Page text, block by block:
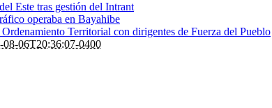
Este tras gestión del Intrant
operaba en Bayahibe
Territorial con dirigentes de Fuerza del Pueblo
08-06T20:36:07-0400